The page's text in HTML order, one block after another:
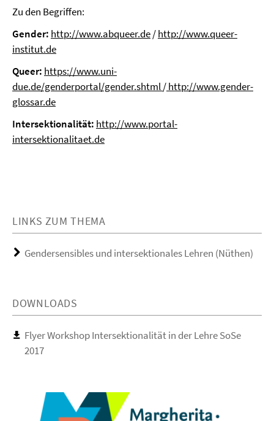
Zu den Begriffen:
Gender: http://www.abqueer.de/http://www.queer-
institut.de
Queer: https://www.uni-
due.de/genderportal/gender.shtml/http://www.gender-
glossar.de
Intersektionalität: http://www.portal-
intersektionalitaet.de
LINKS ZUM THEMA
Gendersensibles und intersektionales Lehren (Nüthen)
DOWNLOADS
Flyer Workshop Intersektionalität in der Lehre SoSe
2017